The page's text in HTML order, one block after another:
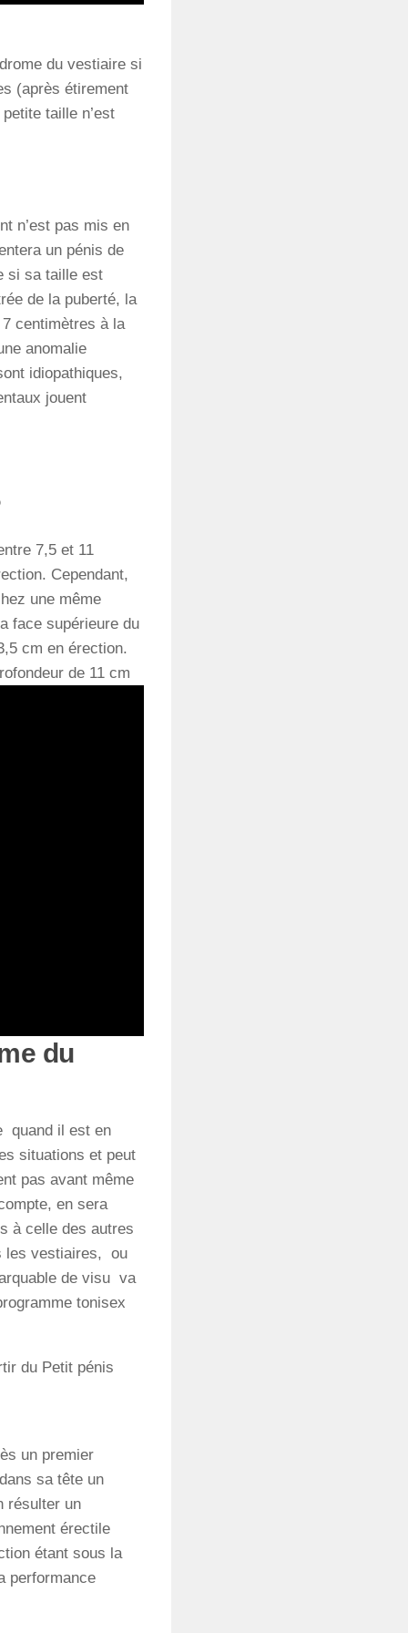
du vestiaire si
(après étirement
taille n’est
n’est pas mis en
un pénis de
si sa taille est
de la puberté, la
centimètres à la
anomalie
idiopathiques,
jouent
7,5 et 11
Cependant,
une même
face supérieure du
cm en érection.
de 11 cm
du
quand il est en
situations et peut
pas avant même
en sera
à celle des autres
les vestiaires, ou
de visu va
tonisex
du Petit pénis
un premier
sa tête un
résulter un
érectile
étant sous la
performance